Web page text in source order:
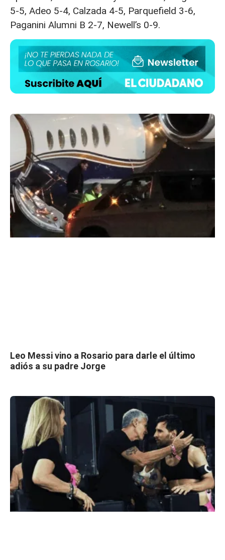
5-5, Adeo 5-4, Calzada 4-5, Parquefield 3-6,
Paganini Alumni B 2-7, Newell’s 0-9.
Leo Messi vino a Rosario para darle el último
adiós a su padre Jorge